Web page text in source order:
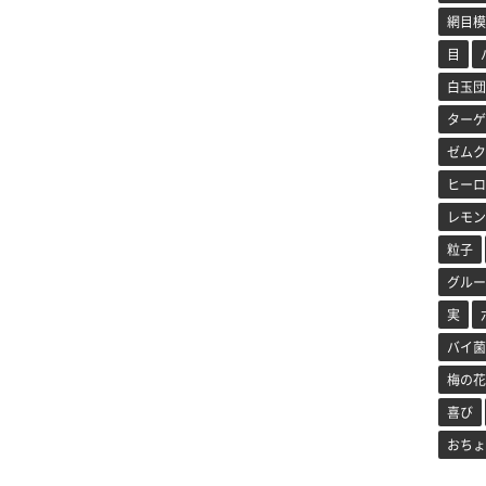
網目
目
白玉
ター
ゼム
ヒー
レモン
粒子
グル
実
バイ菌
梅の花
喜び
おち